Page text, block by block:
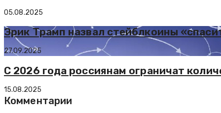
05.08.2025
Эрик Трамп назвал стейблкоины
27.09.2025
С 2026 года россиянам ограничат
15.08.2025
Комментарии